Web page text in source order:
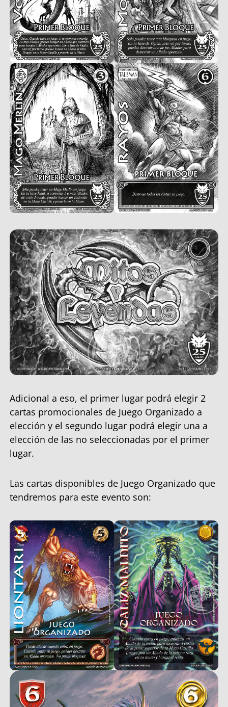
Adicional a eso, el primer lugar podrá elegir 2
cartas promocionales de Juego Organizado a
elección y el segundo lugar podrá elegir una a
elección de las no seleccionadas por el primer
lugar.
Las cartas disponibles de Juego Organizado que
tendremos para este evento son: